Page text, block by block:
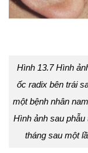
Hình 13.7 Hình
ốc radix bên trái
một bệnh nhân
Hình ảnh sau phẫu
tháng sau một